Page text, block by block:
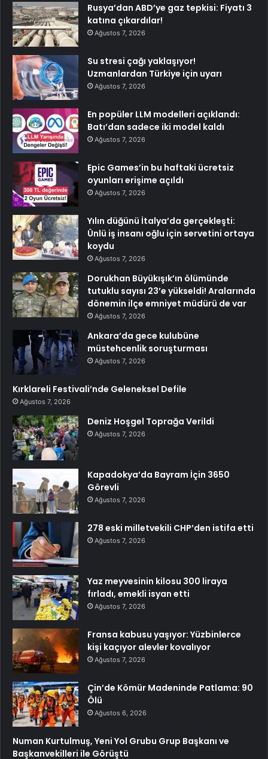
Rusya’dan ABD’ye gaz tepkisi: Fiyatı 3
katına çıkardılar!
Ağustos 7, 2026
Su stresi çağı yaklaşıyor!
Uzmanlardan Türkiye için uyarı
Ağustos 7, 2026
En popüler LLM modelleri açıklandı:
Batı’dan sadece iki model kaldı
Ağustos 7, 2026
Epic Games’in bu haftaki ücretsiz
oyunları erişime açıldı
Ağustos 7, 2026
Yılın düğünü İtalya’da gerçekleşti:
Ünlü iş insanı oğlu için servetini ortaya
koydu
Ağustos 7, 2026
Dorukhan Büyükışık’ın ölümünde
tutuklu sayısı 23’e yükseldi! Aralarında
dönemin ilçe emniyet müdürü de var
Ağustos 7, 2026
Ankara’da gece kulubüne
müstehcenlik soruşturması
Ağustos 7, 2026
Kırklareli Festivali’nde Geleneksel Defile
Ağustos 7, 2026
Deniz Hoşgel Toprağa Verildi
Ağustos 7, 2026
Kapadokya’da Bayram İçin 3650
Görevli
Ağustos 7, 2026
278 eski milletvekili CHP’den istifa etti
Ağustos 7, 2026
Yaz meyvesinin kilosu 300 liraya
fırladı, emekli isyan etti
Ağustos 7, 2026
Fransa kabusu yaşıyor: Yüzbinlerce
kişi kaçıyor alevler kovalıyor
Ağustos 7, 2026
Çin’de Kömür Madeninde Patlama: 90
Ölü
Ağustos 6, 2026
Numan Kurtulmuş, Yeni Yol Grubu Grup Başkanı ve
Başkanvekilleri ile Görüştü